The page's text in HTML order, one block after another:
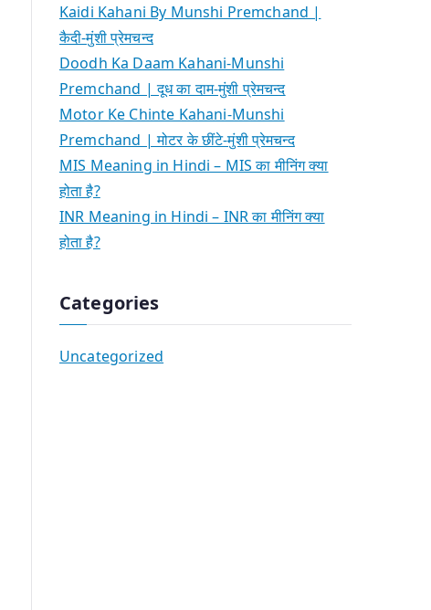
Kaidi Kahani By Munshi Premchand |
कैदी-मुंशी प्रेमचन्द
Doodh Ka Daam Kahani-Munshi
Premchand | दूध का दाम-मुंशी प्रेमचन्द
Motor Ke Chinte Kahani-Munshi
Premchand | मोटर के छींटे-मुंशी प्रेमचन्द
MIS Meaning in Hindi – MIS का मीनिंग क्या
होता है?
INR Meaning in Hindi – INR का मीनिंग क्या
होता है?
Categories
Uncategorized